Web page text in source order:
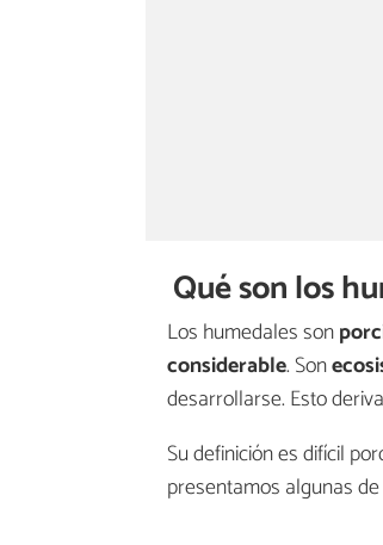
Qué son los
Los humedales son
considerable. Son
desarrollarse. Esto
Su definición es difícil
presentamos algunas